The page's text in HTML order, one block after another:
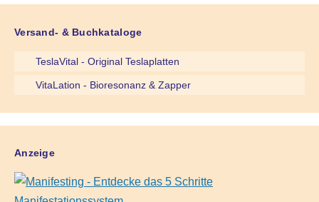
Versand- & Buchkataloge
TeslaVital - Original Teslaplatten
VitaLation - Bioresonanz & Zapper
Anzeige